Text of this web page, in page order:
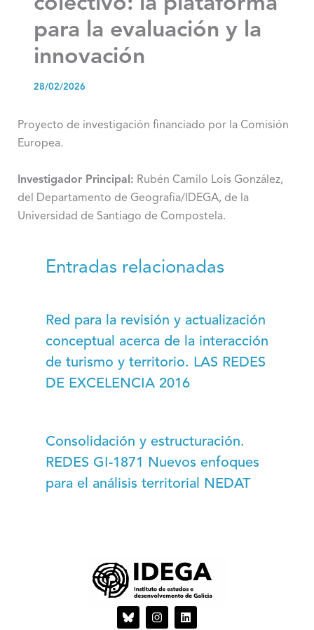
para la evaluación y la
innovación
28/02/2026
Proyecto de investigación financiado por la Comisión
Europea.
Investigador Principal: Rubén Camilo Lois González,
del Departamento de Geografía/IDEGA, de la
Universidad de Santiago de Compostela.
Entradas relacionadas
Red para la revisión y actualización
conceptual acerca de la interacción
de turismo y territorio. LAS REDES
DE EXCELENCIA 2016
Consolidación y estructuración.
REDES GI-1871 Nuevos enfoques
para el análisis territorial NEDAT
I
n
L
i